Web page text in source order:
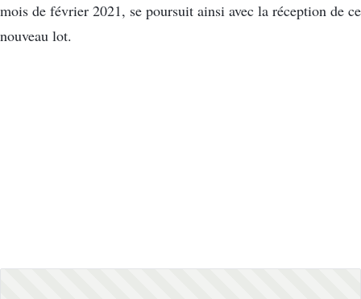
mois de février 2021, se poursuit ainsi avec la réception de ce
nouveau lot.